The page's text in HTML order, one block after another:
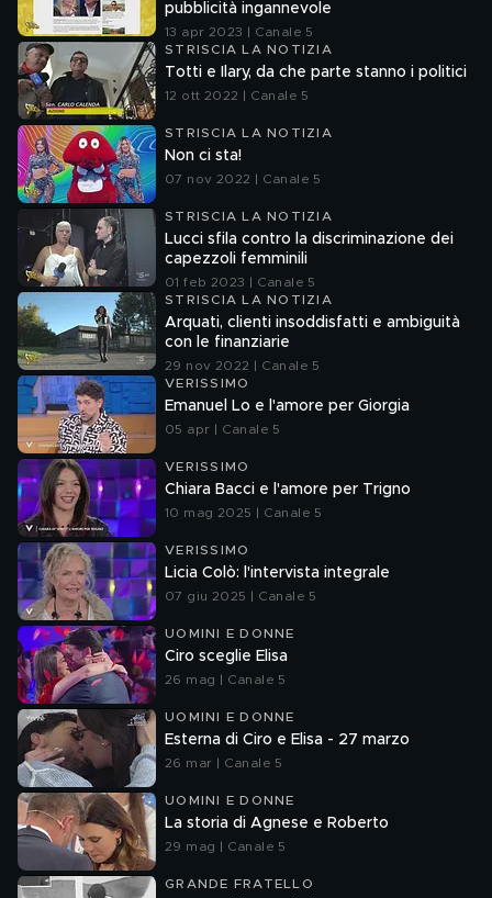
pubblicità ingannevole
13 apr 2023 | Canale 5
STRISCIA LA NOTIZIA
Totti e Ilary, da che parte stanno i politici
12 ott 2022 | Canale 5
STRISCIA LA NOTIZIA
Non ci sta!
07 nov 2022 | Canale 5
STRISCIA LA NOTIZIA
Lucci sfila contro la discriminazione dei
capezzoli femminili
01 feb 2023 | Canale 5
STRISCIA LA NOTIZIA
Arquati, clienti insoddisfatti e ambiguità
con le finanziarie
29 nov 2022 | Canale 5
VERISSIMO
Emanuel Lo e l'amore per Giorgia
05 apr | Canale 5
VERISSIMO
Chiara Bacci e l'amore per Trigno
10 mag 2025 | Canale 5
VERISSIMO
Licia Colò: l'intervista integrale
07 giu 2025 | Canale 5
UOMINI E DONNE
Ciro sceglie Elisa
26 mag | Canale 5
UOMINI E DONNE
Esterna di Ciro e Elisa - 27 marzo
26 mar | Canale 5
UOMINI E DONNE
La storia di Agnese e Roberto
29 mag | Canale 5
GRANDE FRATELLO